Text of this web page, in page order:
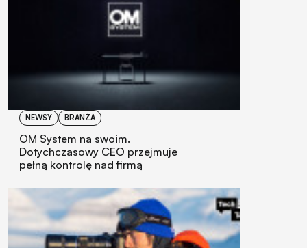
NEWSY BRANŻA
OM System na swoim.
Dotychczasowy CEO przejmuje
pełną kontrolę nad firmą